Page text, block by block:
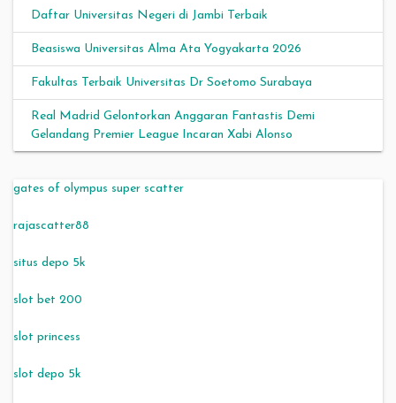
Daftar Universitas Negeri di Jambi Terbaik
Beasiswa Universitas Alma Ata Yogyakarta 2026
Fakultas Terbaik Universitas Dr Soetomo Surabaya
Real Madrid Gelontorkan Anggaran Fantastis Demi
Gelandang Premier League Incaran Xabi Alonso
gates of olympus super scatter
rajascatter88
situs depo 5k
slot bet 200
slot princess
slot depo 5k